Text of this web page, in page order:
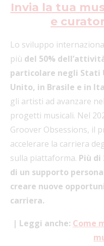
Invia la tua
e
Lo sviluppo
più del 50%
particolare negli Stati
Unito, in Brasile e in
gli artisti ad avanzare
progetti musicali. Nel
Groover Obsessions, il
accelerare la carriera
sulla piattaforma. Più
di un supporto
creare nuove
carriera.
| Leggi anche: Come